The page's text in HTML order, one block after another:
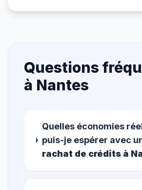
Questions
à Nantes
Quelles économies
puis-je espérer avec
rachat de crédits à